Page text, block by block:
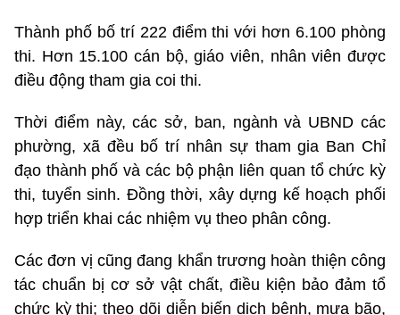
Thành phố bố trí 222 điểm thi với hơn 6.100 phòng
thi. Hơn 15.100 cán bộ, giáo viên, nhân viên được
điều động tham gia coi thi.
Thời điểm này, các sở, ban, ngành và UBND các
phường, xã đều bố trí nhân sự tham gia Ban Chỉ
đạo thành phố và các bộ phận liên quan tổ chức kỳ
thi, tuyển sinh. Đồng thời, xây dựng kế hoạch phối
hợp triển khai các nhiệm vụ theo phân công.
Các đơn vị cũng đang khẩn trương hoàn thiện công
tác chuẩn bị cơ sở vật chất, điều kiện bảo đảm tổ
chức kỳ thi; theo dõi diễn biến dịch bệnh, mưa bão,